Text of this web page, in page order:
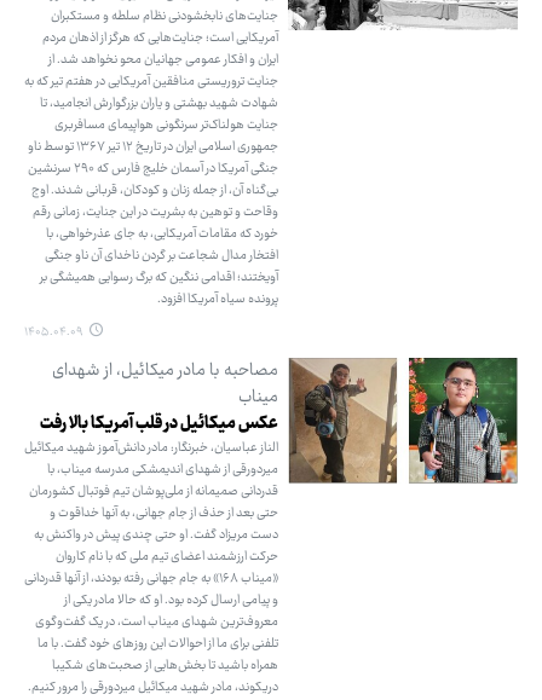
جنایت‌های نابخشودنی نظام سلطه و مستکبران
آمریکایی است؛ جنایت‌هایی که هرگز از اذهان مردم
ایران و افکار عمومی جهانیان محو نخواهد شد. از
جنایت تروریستی منافقین آمریکایی در هفتم تیر که به
شهادت شهید بهشتی و یاران بزرگوارش انجامید، تا
جنایت هولناک‌تر سرنگونی هواپیمای مسافربری
جمهوری اسلامی ایران در تاریخ ۱۲ تیر ۱۳۶۷ توسط ناو
جنگی آمریکا در آسمان خلیج فارس که ۲۹۰ سرنشین
بی‌گناه آن، از جمله زنان و کودکان، قربانی شدند. اوج
وقاحت و توهین به بشریت در این جنایت، زمانی رقم
خورد که مقامات آمریکایی، به جای عذرخواهی، با
افتخار مدال شجاعت بر گردن ناخدای آن ناو جنگی
آویختند؛ اقدامی ننگین که برگ رسوایی همیشگی بر
پرونده سیاه آمریکا افزود.
۱۴۰۵.۰۴.۰۹
مصاحبه با مادر میکائیل، از شهدای
میناب
عکس میکائیل در قلب آمریکا بالا رفت
الناز عباسیان، خبرنگار: مادر دانش‌آموز شهید میکائیل
میردورقی از شهدای اندیمشکی مدرسه میناب، با
قدردانی صمیمانه از ملی‌پوشان تیم فوتبال کشورمان
حتی بعد از حذف از جام جهانی، به آنها خداقوت و
دست مریزاد گفت. او حتی چندی پیش در واکنش به
حرکت ارزشمند اعضای تیم ملی که با نام کاروان
«میناب ۱۶۸» به جام جهانی رفته بودند، از آنها قدردانی
و پیامی ارسال کرده بود. او که حالا مادر یکی از
معروف‌ترین شهدای میناب است، در یک گفت‌وگوی
تلفنی برای ما از احوالات این روزهای خود گفت. با ما
همراه باشید تا بخش‌هایی از صحبت‌های شکیبا
دریکوند، مادر شهید میکائیل میردورقی را مرور کنیم.